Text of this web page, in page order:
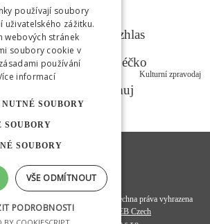
Kulturní zpravodaj
MEDIÁLNÍ PARTNEŘI
- všechna práva vyhrazena
a datová struktura:
OMEGA WEB Czech
používají soubory
uživatelského zážitku.
webových stránek
soubory cookie v
používání
informací
SOUBORY
SOUBORY
SOUBORY
VŠE ODMÍTNOUT
PODROBNOSTI